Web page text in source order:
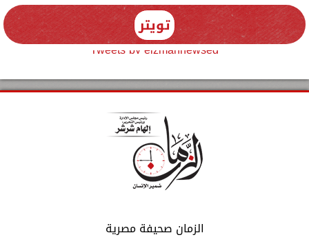
تويتر
Tweets by elzmannewseg
الزمان صحيفة مصرية